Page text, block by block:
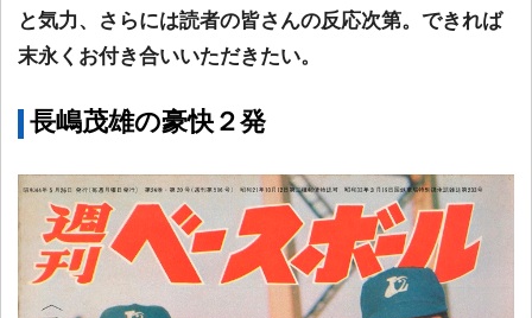
と気力、さらには読者の皆さんの反応次第。できれば
末永くお付き合いいただきたい。
長嶋茂雄の豪快２発